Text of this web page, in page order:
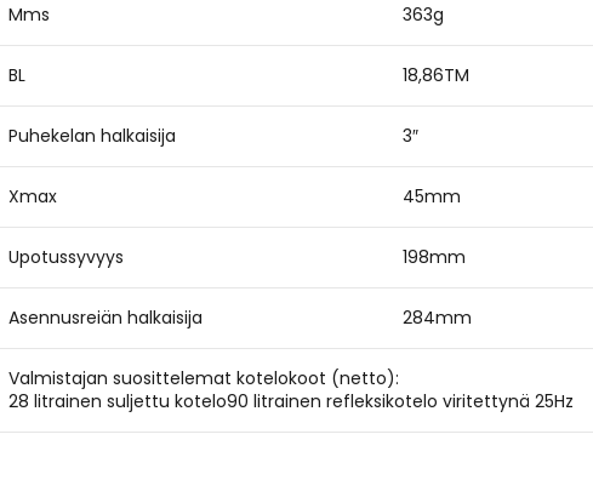
Mms 363g
BL 18,86TM
Puhekelan halkaisija 3″
Xmax 45mm
Upotussyvyys 198mm
Asennusreiän halkaisija 284mm
Valmistajan suosittelemat kotelokoot (netto):
28 litrainen suljettu kotelo90 litrainen refleksikotelo viritettynä 25Hz